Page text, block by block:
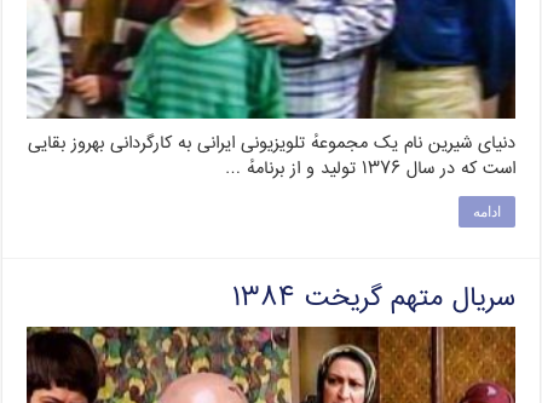
دنیای شیرین نام یک مجموعهٔ تلویزیونی ایرانی به کارگردانی بهروز بقایی
است که در سال ۱۳۷۶ تولید و از برنامهٔ …
ادامه
سریال متهم گریخت ۱۳۸۴